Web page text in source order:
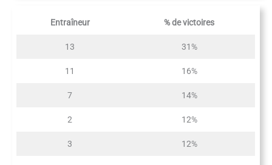
Entraîneur % de victoires
13 31%
11 16%
7 14%
2 12%
3 12%